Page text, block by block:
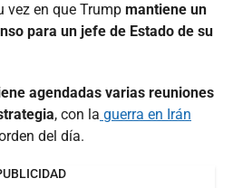
vez en que Trump mantiene un
para un jefe de Estado de su
agendadas varias reuniones
, con la guerra en Irán
del día.